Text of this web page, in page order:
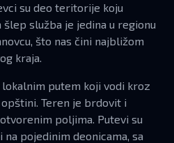
su deo teritorije koju
služba je jedina u regionu
što nas čini najbližom
kraja.
putem koji vodi kroz
Teren je brdovit i
poljima. Putevi su
pojedinim deonicama, sa